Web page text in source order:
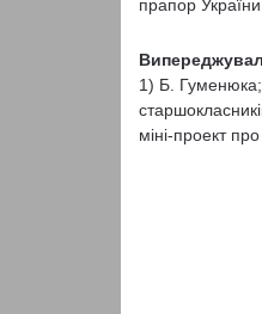
прапор
1) Б.
міні-проект